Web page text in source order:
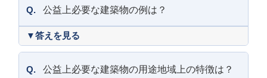
Q. 公益上必要な建築物の例は？
Q. 公益上必要な建築物の用途地域上の特徴は？